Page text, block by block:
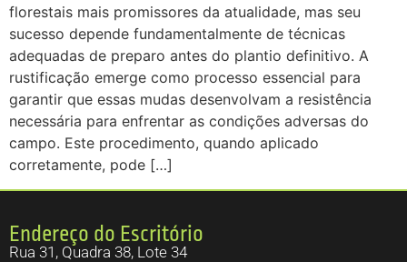
florestais mais promissores da atualidade, mas seu
sucesso depende fundamentalmente de técnicas
adequadas de preparo antes do plantio definitivo. A
rustificação emerge como processo essencial para
garantir que essas mudas desenvolvam a resistência
necessária para enfrentar as condições adversas do
campo. Este procedimento, quando aplicado
corretamente, pode […]
Endereço do Escritório
Rua 31, Quadra 38, Lote 34